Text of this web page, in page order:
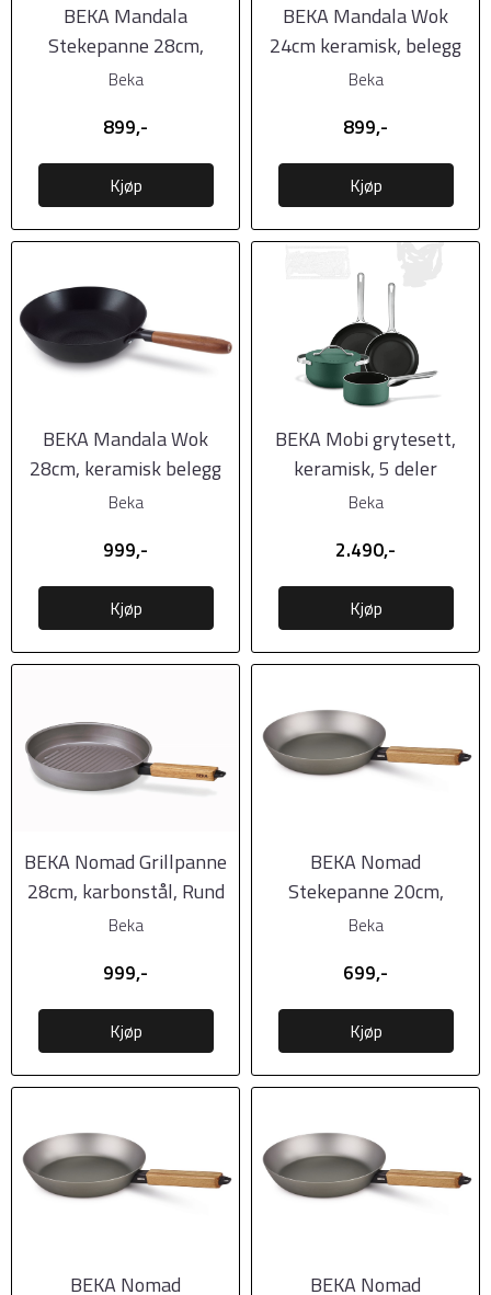
BEKA Mandala
Stekepanne 28cm,
keramisk belegg
Beka
899,-
Kjøp
BEKA Mandala Wok
24cm keramisk, belegg
Beka
899,-
Kjøp
BEKA Mandala Wok
28cm, keramisk belegg
Beka
999,-
Kjøp
BEKA Mobi grytesett,
keramisk, 5 deler
Beka
2.490,-
Kjøp
BEKA Nomad Grillpanne
28cm, karbonstål, Rund
Beka
999,-
Kjøp
BEKA Nomad
Stekepanne 20cm,
karbonstål
Beka
699,-
Kjøp
BEKA Nomad
BEKA Nomad